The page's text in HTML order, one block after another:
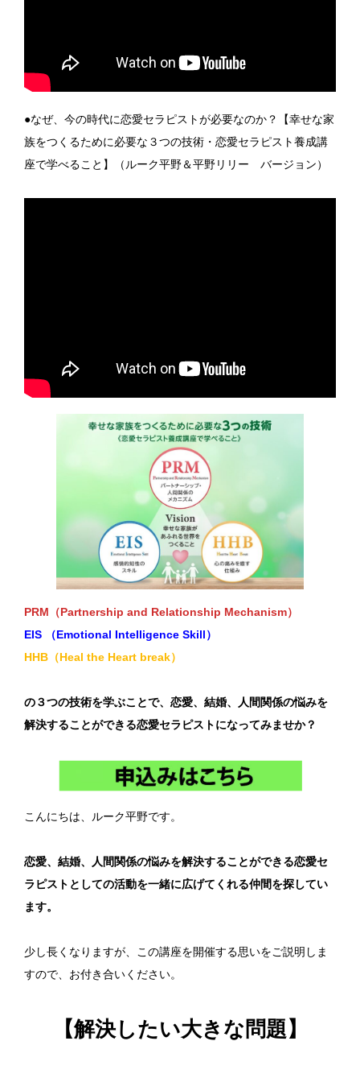
●なぜ、今の時代に恋愛セラピストが必要なのか？【幸せな家
族をつくるために必要な３つの技術・恋愛セラピスト養成講
座で学べること】（ルーク平野＆平野リリー バージョン）
PRM（Partnership and Relationship Mechanism）
EIS （Emotional Intelligence Skill）
HHB（Heal the Heart break）
の３つの技術を学ぶことで、恋愛、結婚、人間関係の悩みを
解決することができる恋愛セラピストになってみませか？
こんにちは、ルーク平野です。
恋愛、結婚、人間関係の悩みを解決することができる恋愛セ
ラピストとしての活動を一緒に広げてくれる仲間を探してい
ます。
少し長くなりますが、この講座を開催する思いをご説明しま
すので、お付き合いください。
【解決したい大きな問題】